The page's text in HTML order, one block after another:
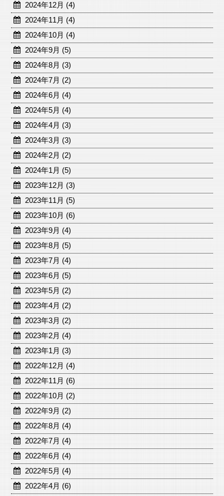
2024年12月 (4)
2024年11月 (4)
2024年10月 (4)
2024年9月 (5)
2024年8月 (3)
2024年7月 (2)
2024年6月 (4)
2024年5月 (4)
2024年4月 (3)
2024年3月 (3)
2024年2月 (2)
2024年1月 (5)
2023年12月 (3)
2023年11月 (5)
2023年10月 (6)
2023年9月 (4)
2023年8月 (5)
2023年7月 (4)
2023年6月 (5)
2023年5月 (2)
2023年4月 (2)
2023年3月 (2)
2023年2月 (4)
2023年1月 (3)
2022年12月 (4)
2022年11月 (6)
2022年10月 (2)
2022年9月 (2)
2022年8月 (4)
2022年7月 (4)
2022年6月 (4)
2022年5月 (4)
2022年4月 (6)